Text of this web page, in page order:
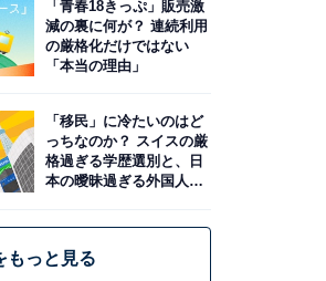
「青春18きっぷ」販売激
減の裏に何が？ 連続利用
の厳格化だけではない
「本当の理由」
「移民」に冷たいのはど
っちなのか？ スイスの厳
格過ぎる学歴選別と、日
本の曖昧過ぎる外国人政
もっと見る